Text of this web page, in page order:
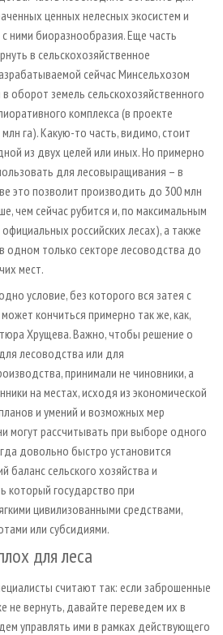
ценных нелесных экосистем и
ними биоразнообразия. Еще часть
в сельскохозяйственное
сейчас Минсельхозом
оборот земель сельскохозяйственного
комплекса (в проекте
га). Какую-то часть, видимо, стоит
из двух целей или иных. Но примерно
для лесовыращивания – в
это позволит производить до 300 млн
чем сейчас рубится и, по максимальным
российских лесах), а также
одном только секторе лесоводства до
мест.
условие, без которого вся затея с
кончиться примерно так же, как,
Хрущева. Важно, чтобы решение о
лесоводства или для
принимали не чиновники, а
на местах, исходя из экономической
и умений и возможных мер
могут рассчитывать при выборе одного
довольно быстро установится
баланс сельского хозяйства и
который государство при
цивилизованными средствами,
или субсидиями.
для леса
считают так: если заброшенные
не вернуть, давайте переведем их в
управлять ими в рамках действующего